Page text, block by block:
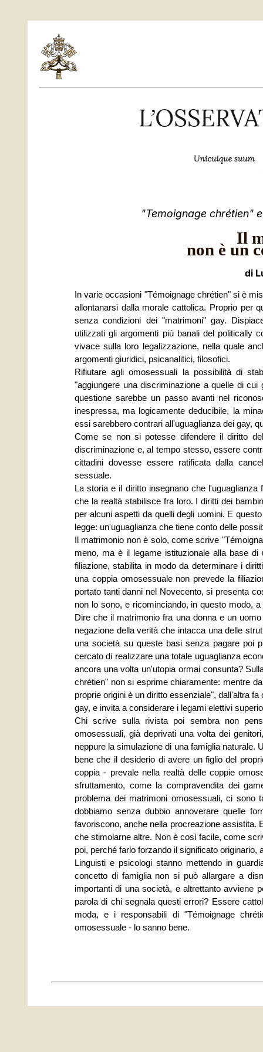
"Temoignage chrétien"
Il
non è un
di
In varie occasioni "Témoignage chrétien" si è
allontanarsi dalla morale cattolica. Proprio per
senza condizioni dei "matrimoni" gay.
utilizzati gli argomenti più banali del politically
vivace sulla loro legalizzazione, nella quale
argomenti giuridici, psicanalitici, filosofici.
Rifiutare agli omosessuali la possibilità di
"aggiungere una discriminazione a quelle di
questione sarebbe un passo avanti nel
inespressa, ma logicamente deducibile, la
essi sarebbero contrari all'uguaglianza dei gay,
Come se non si potesse difendere il diritto
discriminazione e, al tempo stesso, essere
cittadini dovesse essere ratificata dalla
sessuale.
La storia e il diritto insegnano che
che la realtà stabilisce fra loro. I diritti dei
per alcuni aspetti da quelli degli uomini. E
legge: un'uguaglianza che tiene conto delle
Il matrimonio non è solo, come scrive
meno, ma è il legame istituzionale alla base
filiazione, stabilita in modo da determinare i
una coppia omosessuale non prevede la
portato tanti danni nel Novecento, si presenta
non lo sono, e ricominciando, in questo modo,
Dire che il matrimonio fra una donna e un
negazione della verità che intacca una delle
una società su queste basi senza pagare poi
cercato di realizzare una totale uguaglianza
ancora una volta un'utopia ormai consunta?
chrétien" non si esprime chiaramente: mentre
proprie origini è un diritto essenziale", dall'altra
gay, e invita a considerare i legami elettivi
Chi scrive sulla rivista poi sembra non
omosessuali, già deprivati una volta dei
neppure la simulazione di una famiglia naturale.
bene che il desiderio di avere un figlio del
coppia - prevale nella realtà delle coppie
sfruttamento, come la compravendita dei
problema dei matrimoni omosessuali, ci sono
dobbiamo senza dubbio annoverare quelle
favoriscono, anche nella procreazione assistita.
che stimolarne altre. Non è così facile, come
poi, perché farlo forzando il significato originario,
Linguisti e psicologi stanno mettendo in
concetto di famiglia non si può allargare a
importanti di una società, e altrettanto avviene
parola di chi segnala questi errori? Essere
moda, e i responsabili di "Témoignage
omosessuale - lo sanno bene.